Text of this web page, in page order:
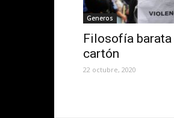
Generos
Filosofía
cartón
22 octubre, 2020